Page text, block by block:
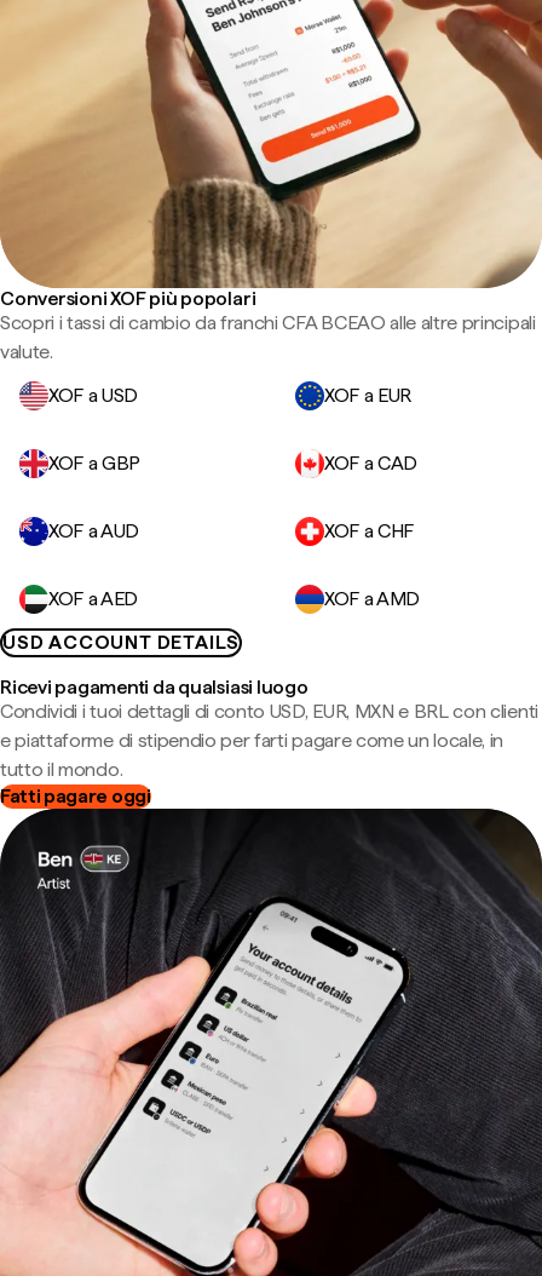
Conversioni XOF più popolari
Scopri i tassi di cambio da franchi CFA BCEAO alle altre principali
valute.
XOF a USD
XOF a EUR
XOF a GBP XOF a CAD
XOF a AUD XOF a CHF
XOF a AED
XOF a AMD
USD ACCOUNT DETAILS
Ricevi pagamenti da qualsiasi luogo
Condividi i tuoi dettagli di conto USD, EUR, MXN e BRL con clienti
e piattaforme di stipendio per farti pagare come un locale, in
tutto il mondo.
Fatti pagare oggi